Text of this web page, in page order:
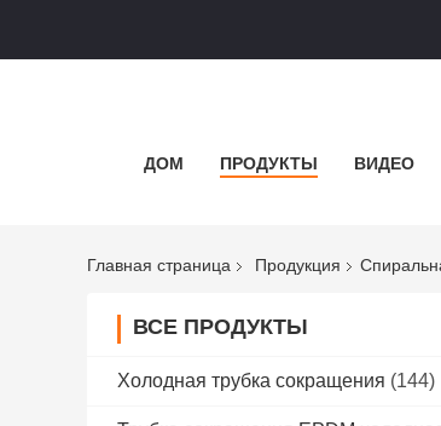
ДОМ ПРОДУКТЫ ВИДЕО
Главная страница Продукция
ВСЕ ПРОДУКТЫ
Холодная трубка сокращения (144)